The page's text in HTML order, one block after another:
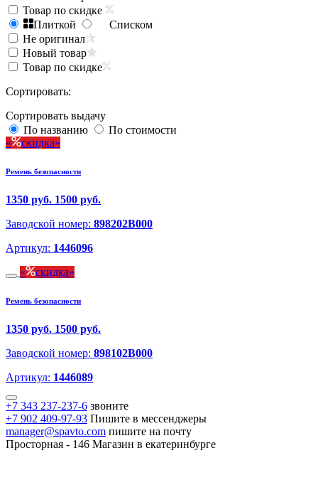
Товар по скидке
Плиткой
Списком
Не оригинал
Новый товар
Товар по скидке
Сортировать:
Сортировать выдачу
По названию
По стоимости
скидка
Ремень безопасности
1350 руб. 1500 руб.
Заводской номер: 898202B000
Артикул: 1446096
скидка
Ремень безопасности
1350 руб. 1500 руб.
Заводской номер: 898102B000
Артикул: 1446089
+7 343 237-237-6 звоните
+7 902 409-97-93 Пишите в мессенджеры
manager@spavto.com пишите на почту
Просторная - 146 Магазин в екатеринбурге